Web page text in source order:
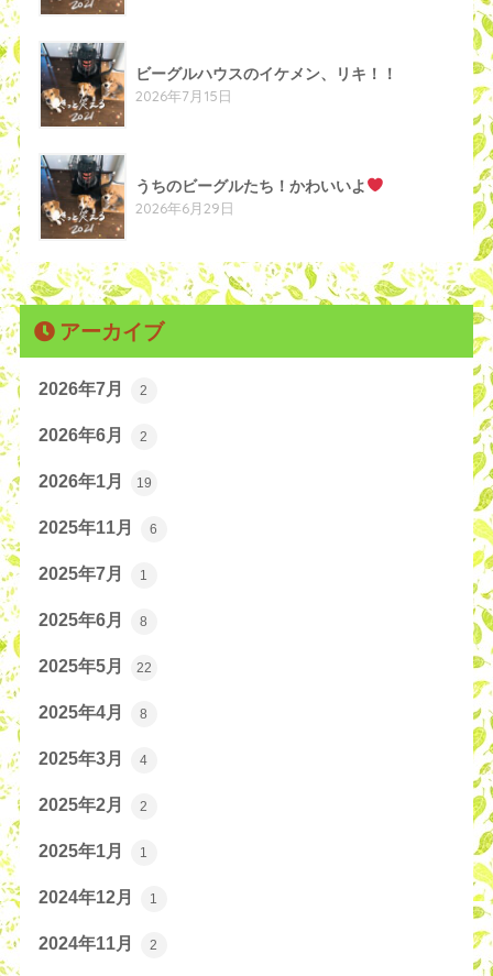
ビーグルハウスのイケメン、リキ！！
2026年7月15日
うちのビーグルたち！かわいいよ
2026年6月29日
アーカイブ
2026年7月 2
2026年6月 2
2026年1月 19
2025年11月 6
2025年7月 1
2025年6月 8
2025年5月 22
2025年4月 8
2025年3月 4
2025年2月 2
2025年1月 1
2024年12月 1
2024年11月 2